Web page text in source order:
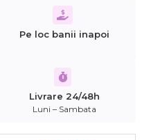
Pe loc banii inapoi
Livrare 24/48h
Luni – Sambata